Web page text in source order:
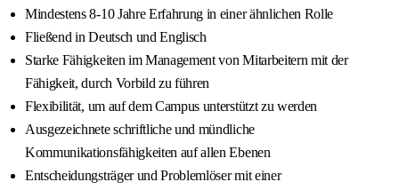
Mindestens 8-10 Jahre Erfahrung in einer ähnlichen Rolle
Fließend in Deutsch und Englisch
Starke Fähigkeiten im Management von Mitarbeitern mit der
Fähigkeit, durch Vorbild zu führen
Flexibilität, um auf dem Campus unterstützt zu werden
Ausgezeichnete schriftliche und mündliche
Kommunikationsfähigkeiten auf allen Ebenen
Entscheidungsträger und Problemlöser mit einer